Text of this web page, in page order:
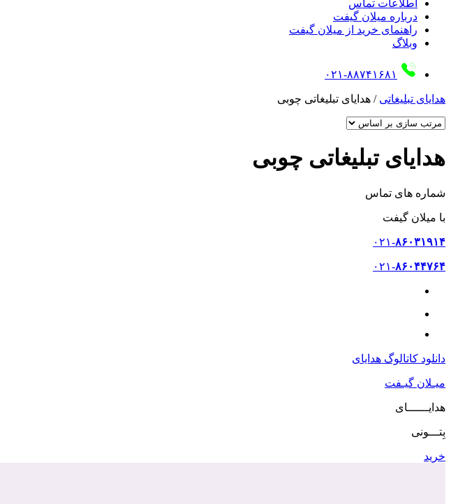
اطلاعات تماس
درباره میلان گیفت
راهنمای خرید از میلان گیفت
وبلاگ
۰۲۱-۸۸۷۴۱۶۸۱
هدایای تبلیغاتی / هدایای تبلیغاتی چوبی
هدایای تبلیغاتی چوبی
شماره های تماس
با میلان گیفت
۰۲۱-۸۶۰۳۱۹۱۴
۰۲۱-۸۶۰۴۴۷۶۴
دانلود کاتالوگ هدایای
میـلان گیـفت
هدایــــــای
بِتـــونی
خرید